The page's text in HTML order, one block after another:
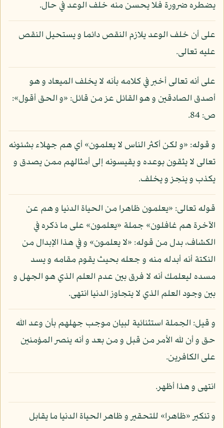
يضطره ضرورة فلا يحسن منه خلف الوعد في حال.
على أن خلف الوعد يلازم النقص دائما و يستحيل النقص
عليه تعالى.
على أنه تعالى أخبر في كلامه بأنه لا يخلف الميعاد و هو
أصدق الصادقين و هو القائل عز من قائل: «و الحق أقول»:
ص: 84.
و قوله: «و لكن أكثر الناس لا يعلمون» أي هم جهلاء بشئونه
تعالى لا يثقون بوعده و يقيسونه إلى أمثالهم ممن يصدق و
يكذب و ينجز و يخلف.
قوله تعالى: «يعلمون ظاهرا من الحياة الدنيا و هم عن
الآخرة هم غافلون» جملة «يعلمون» على ما ذكره في
الكشاف، بدل من قوله: «لا يعلمون» و في هذا الإبدال من
النكتة أنه أبدله منه و جعله بحيث يقوم مقامه و يسد
مسده ليعلمك أنه لا فرق بين عدم العلم الذي هو الجهل و
بين وجود العلم الذي لا يتجاوز الدنيا انتهى.
و قيل: الجملة استثنائية لبيان موجب جهلهم بأن وعد الله
حق و أن لله الأمر من قبل و من بعد و أنه ينصر المؤمنين
على الكافرين.
انتهى و هذا أظهر.
و تنكير «ظاهرا» للتحقير و ظاهر الحياة الدنيا ما يقابل